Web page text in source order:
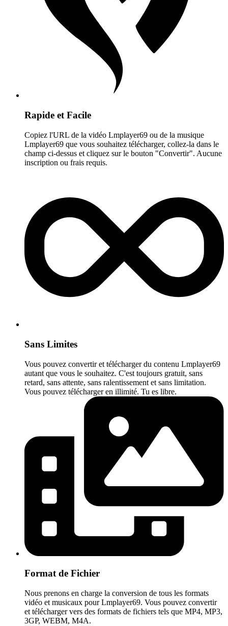
Rapide et Facile
Copiez l'URL de la vidéo Lmplayer69 ou de la musique
Lmplayer69 que vous souhaitez télécharger, collez-la dans le
champ ci-dessus et cliquez sur le bouton "Convertir". Aucune
inscription ou frais requis.
Sans Limites
Vous pouvez convertir et télécharger du contenu Lmplayer69
autant que vous le souhaitez. C'est toujours gratuit, sans
retard, sans attente, sans ralentissement et sans limitation.
Vous pouvez télécharger en illimité. Tu es libre.
Format de Fichier
Nous prenons en charge la conversion de tous les formats
vidéo et musicaux pour Lmplayer69. Vous pouvez convertir
et télécharger vers des formats de fichiers tels que MP4, MP3,
3GP, WEBM, M4A.